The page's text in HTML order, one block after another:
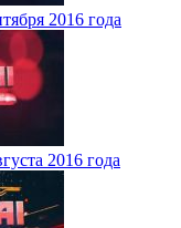
2016 года
2016 года